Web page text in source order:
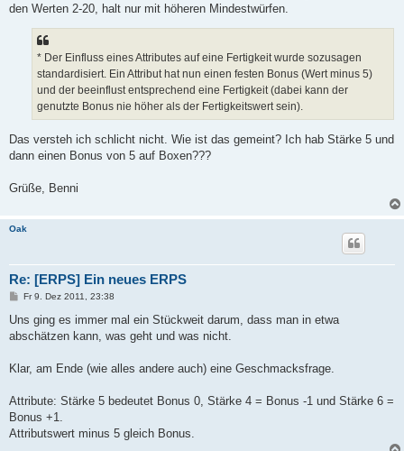
den Werten 2-20, halt nur mit höheren Mindestwürfen.
* Der Einfluss eines Attributes auf eine Fertigkeit wurde sozusagen
standardisiert. Ein Attribut hat nun einen festen Bonus (Wert minus 5)
und der beeinflust entsprechend eine Fertigkeit (dabei kann der
genutzte Bonus nie höher als der Fertigkeitswert sein).
Das versteh ich schlicht nicht. Wie ist das gemeint? Ich hab Stärke 5 und
dann einen Bonus von 5 auf Boxen???
Grüße, Benni
Oak
Re: [ERPS] Ein neues ERPS
B
i
r
Fr 9. Dez 2011, 23:38
Uns ging es immer mal ein Stückweit darum, dass man in etwa
abschätzen kann, was geht und was nicht.
Klar, am Ende (wie alles andere auch) eine Geschmacksfrage.
Attribute: Stärke 5 bedeutet Bonus 0, Stärke 4 = Bonus -1 und Stärke 6 =
Bonus +1.
Attributswert minus 5 gleich Bonus.